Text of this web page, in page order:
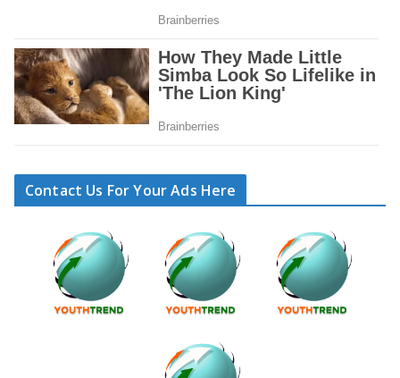
Contact Us For Your Ads Here